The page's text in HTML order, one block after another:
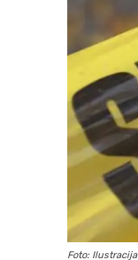
Foto: Ilustracija